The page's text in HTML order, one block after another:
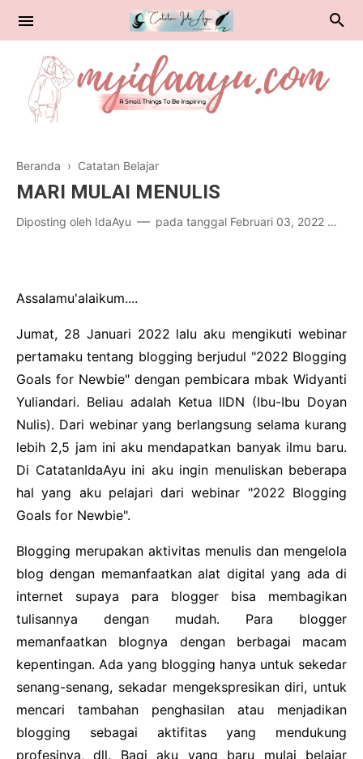
Catatan Belajar
Public Health
Beranda › Catatan Belajar
MARI MULAI MENULIS
Diposting oleh IdaAyu pada tanggal Februari 03, 2022
Assalamu'alaikum....
Jumat, 28 Januari 2022 lalu aku mengikuti webinar
pertamaku tentang blogging berjudul "2022 Blogging
Goals for Newbie" dengan pembicara mbak Widyanti
Yuliandari. Beliau adalah Ketua IIDN (Ibu-Ibu Doyan
Nulis). Dari webinar yang berlangsung selama kurang
lebih 2,5 jam ini aku mendapatkan banyak ilmu baru.
Di CatatanIdaAyu ini aku ingin menuliskan beberapa
hal yang aku pelajari dari webinar "2022 Blogging
Goals for Newbie".
Blogging merupakan aktivitas menulis dan mengelola
blog dengan memanfaatkan alat digital yang ada di
internet supaya para blogger bisa membagikan
tulisannya dengan mudah. Para blogger
memanfaatkan blognya dengan berbagai macam
kepentingan. Ada yang blogging hanya untuk sekedar
senang-senang, sekadar mengekspresikan diri, untuk
mencari tambahan penghasilan atau menjadikan
blogging sebagai aktifitas yang mendukung
profesinya, dll. Bagi aku yang baru mulai belajar